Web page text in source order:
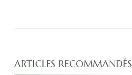
ARTICLES RECOMMANDÉS